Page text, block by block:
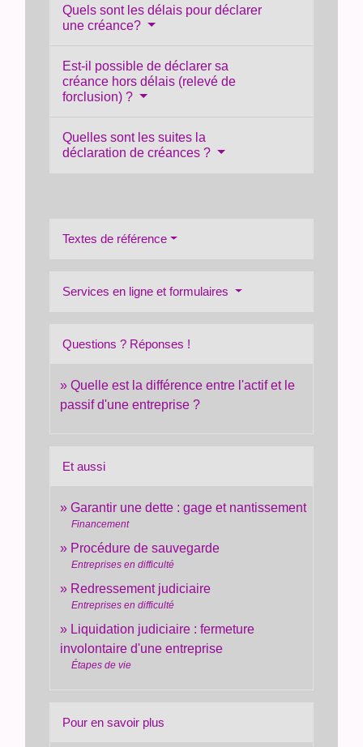
Quels sont les délais pour déclarer
une créance?
Est-il possible de déclarer sa
créance hors délais (relevé de
forclusion) ?
Quelles sont les suites la
déclaration de créances ?
Textes de référence
Services en ligne et formulaires
Questions ? Réponses !
Quelle est la différence entre l'actif et le
passif d'une entreprise ?
Et aussi
Garantir une dette : gage et nantissement
Financement
Procédure de sauvegarde
Entreprises en difficulté
Redressement judiciaire
Entreprises en difficulté
Liquidation judiciaire : fermeture
involontaire d'une entreprise
Étapes de vie
Pour en savoir plus